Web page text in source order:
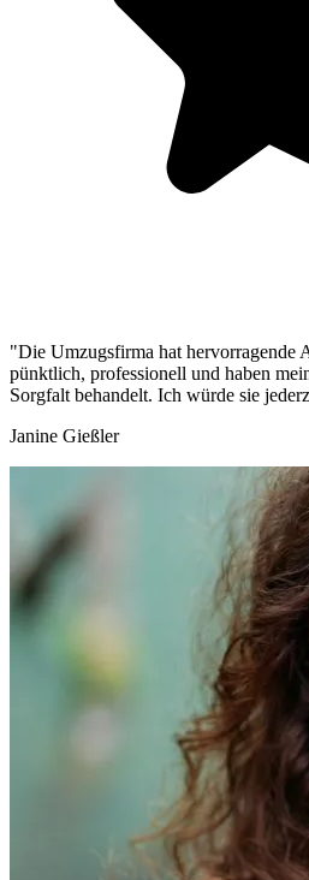
"Die Umzugsfirma hat hervorragende
pünktlich, professionell und haben
Sorgfalt behandelt. Ich würde sie
Janine Gießler